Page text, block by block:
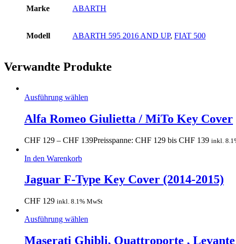
Marke ABARTH
Modell ABARTH 595 2016 AND UP, FIAT 500
Verwandte Produkte
Ausführung wählen
Alfa Romeo Giulietta / MiTo Key Cover
CHF 129 – CHF 139Preisspanne: CHF 129 bis CHF 139 inkl.
In den Warenkorb
Jaguar F-Type Key Cover (2014-2015)
CHF 129 inkl. 8.1% MwSt
Ausführung wählen
Maserati Ghibli, Quattroporte ,